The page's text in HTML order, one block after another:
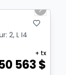
Next
2, L I4
563$
+ tx